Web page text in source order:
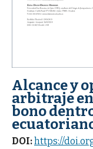
Alcance y
arbitraje
bono
DOI:https://